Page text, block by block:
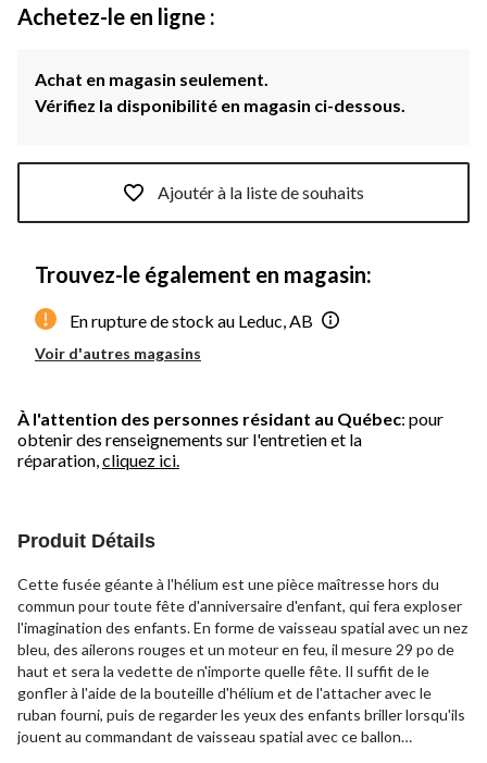
Achetez-le en ligne :
Achat en magasin seulement.
Vérifiez la disponibilité en magasin ci-dessous.
Ajoutér à la liste de souhaits
Trouvez-le également en magasin:
En rupture de stock au Leduc, AB
Voir d'autres magasins
À l'attention des personnes résidant au Québec: pour
obtenir des renseignements sur l'entretien et la
réparation,cliquez ici.
Produit Détails
Cette fusée géante à l'hélium est une pièce maîtresse hors du
commun pour toute fête d'anniversaire d'enfant, qui fera exploser
l'imagination des enfants. En forme de vaisseau spatial avec un nez
bleu, des ailerons rouges et un moteur en feu, il mesure 29 po de
haut et sera la vedette de n'importe quelle fête. Il suffit de le
gonfler à l'aide de la bouteille d'hélium et de l'attacher avec le
ruban fourni, puis de regarder les yeux des enfants briller lorsqu'ils
jouent au commandant de vaisseau spatial avec ce ballon